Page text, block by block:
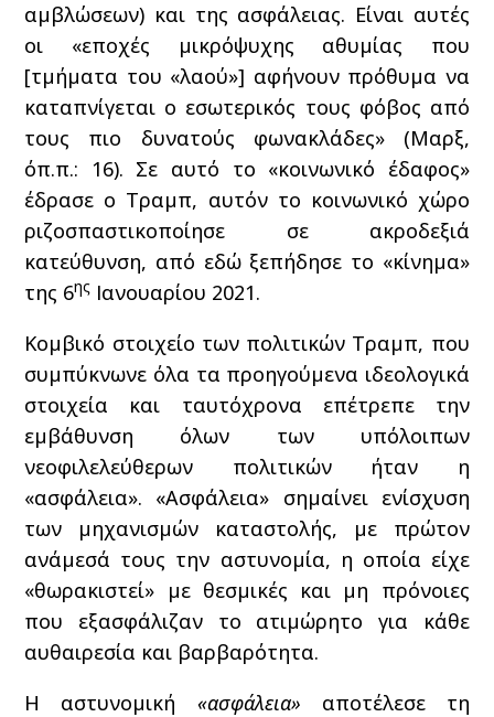
αμβλώσεων) και της ασφάλειας. Είναι αυτές
οι «εποχές μικρόψυχης αθυμίας που
[τμήματα του «λαού»] αφήνουν πρόθυμα να
καταπνίγεται ο εσωτερικός τους φόβος από
τους πιο δυνατούς φωνακλάδες» (Μαρξ,
όπ.π.: 16). Σε αυτό το «κοινωνικό έδαφος»
έδρασε ο Τραμπ, αυτόν το κοινωνικό χώρο
ριζοσπαστικοποίησε σε ακροδεξιά
κατεύθυνση, από εδώ ξεπήδησε το «κίνημα»
της 6ης Ιανουαρίου 2021.
Κομβικό στοιχείο των πολιτικών Τραμπ, που
συμπύκνωνε όλα τα προηγούμενα ιδεολογικά
στοιχεία και ταυτόχρονα επέτρεπε την
εμβάθυνση όλων των υπόλοιπων
νεοφιλελεύθερων πολιτικών ήταν η
«ασφάλεια». «Ασφάλεια» σημαίνει ενίσχυση
των μηχανισμών καταστολής, με πρώτον
ανάμεσά τους την αστυνομία, η οποία είχε
«θωρακιστεί» με θεσμικές και μη πρόνοιες
που εξασφάλιζαν το ατιμώρητο για κάθε
αυθαιρεσία και βαρβαρότητα.
Η αστυνομική «ασφάλεια» αποτέλεσε τη